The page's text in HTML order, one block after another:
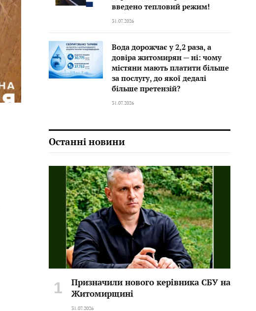
введено тепловий режим!
31.07.2026
Вода дорожчає у 2,2 раза, а
довіра житомирян — ні: чому
містяни мають платити більше
за послугу, до якої дедалі
більше претензій?
31.07.2026
Останні новини
Призначили нового керівника СБУ на
Житомирщині
31.07.2026